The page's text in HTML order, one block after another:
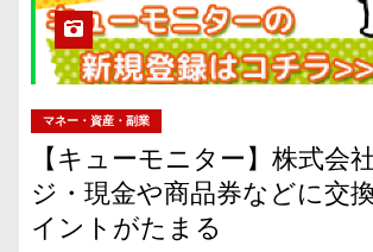
マネー・資産・副業
【キューモニター】株式会
ジ・現金や商品券などに交
イントがたまる